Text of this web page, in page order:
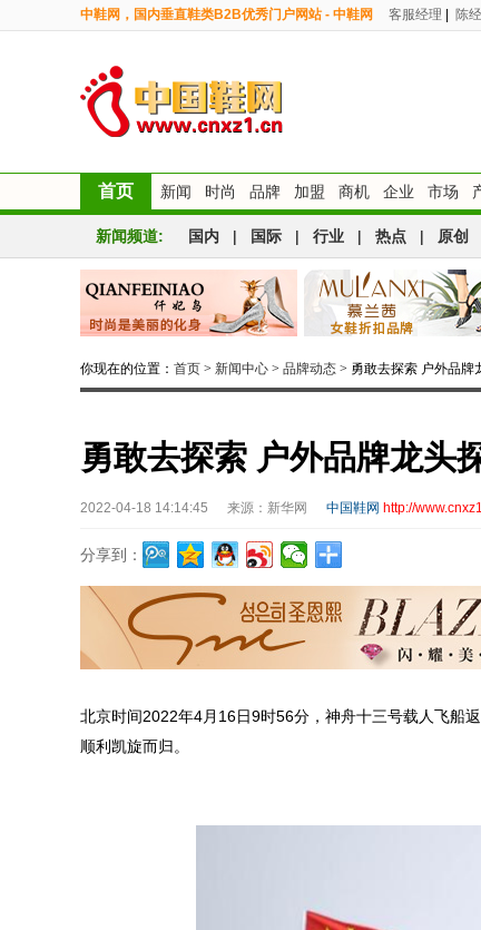
中鞋网，国内垂直鞋类B2B优秀门户网站 - 中鞋网 客服经理 陈
首页 新闻 时尚 品牌 加盟 商机 企业 市场
新闻频道: 国内 | 国际 | 行业 | 热点 | 原创
你现在的位置： 首页 > 新闻中心 > 品牌动态 > 勇敢去探索 户外品牌
勇敢去探索 户外品牌龙头
2022-04-18 14:14:45 来源：新华网 中国鞋网 http://
分享到：
北京时间2022年4月16日9时56分，神舟十三号载人飞船
顺利凯旋而归。